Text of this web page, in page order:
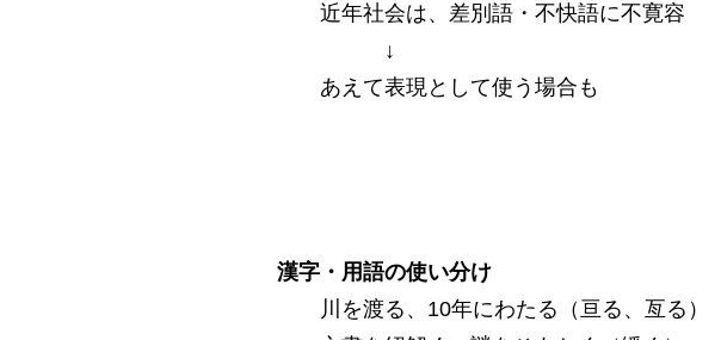
近年社会は、差別語・不快語に不寛容
↓
あえて表現として使う場合も
漢字・用語の使い分け
川を渡る、10年にわたる（亘る、亙る）